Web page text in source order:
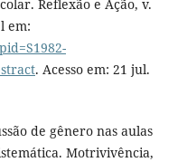
Reflexão e Ação, v.
em:
. Acesso em: 21 jul.
de gênero nas aulas
Motrivivência,